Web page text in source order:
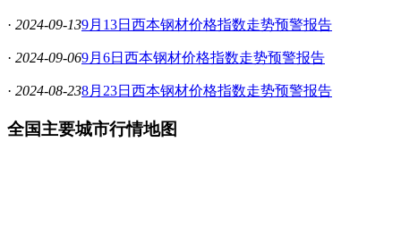
· 2024-09-139月13日西本钢材价格指数走势预警报告
· 2024-09-069月6日西本钢材价格指数走势预警报告
· 2024-08-238月23日西本钢材价格指数走势预警报告
全国主要城市行情地图